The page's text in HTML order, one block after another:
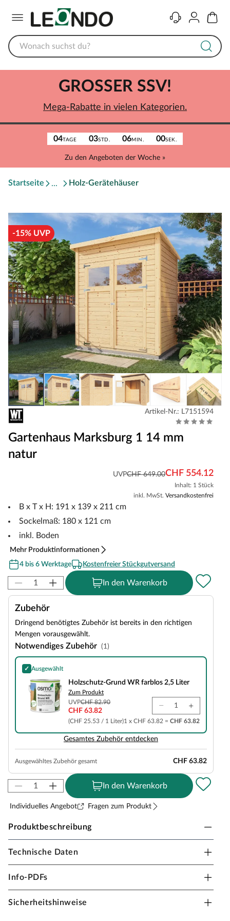
KontaktKonto
04TAGE 03STD. 06MIN. 00SEK.
Zu den Angeboten der Woche »
GROSSER SSV!
Mega-Rabatte in vielen Kategorien.
Startseite Holz-Gerätehäuser
-15% UVP
Artikel-Nr.: L7151594
Gartenhaus Marksburg 1 14 mm
natur
UVPCHF 649.00CHF 554.12
Inhalt: 1 Stück
inkl. MwSt. Versandkostenfrei
B x T x H: 191 x 139 x 211 cm
Sockelmaß: 180 x 121 cm
inkl. Boden
Mehr Produktinformationen
4 bis 6 Werktage
Kostenfreier Stückgutversand
In den Warenkorb
Zubehör
Dringend benötigtes Zubehör ist bereits in den richtigen
Mengen vorausgewählt.
Notwendiges Zubehör (1)
✓ Ausgewählt
Holzschutz-Grund WR farblos 2,5 Liter
Holzschutz-Grund WR farblos 2,5 Liter
Zum Produkt
UVPCHF 82.90
CHF 63.82
(CHF 25.53 / 1 Liter)1 x CHF 63.82 = CHF 63.82
Gesamtes Zubehör entdecken
Ausgewähltes Zubehör gesamt CHF 63.82
In den Warenkorb
Individuelles Angebot Fragen zum Produkt
Produktbeschreibung
WOODTEX Gartenhaus Marksburg 1 14 mm
Stauraum, ohne dabei viel Platz im Garten einzunehmen.
Technische Daten
Info-PDFs
Sicherheitshinweise